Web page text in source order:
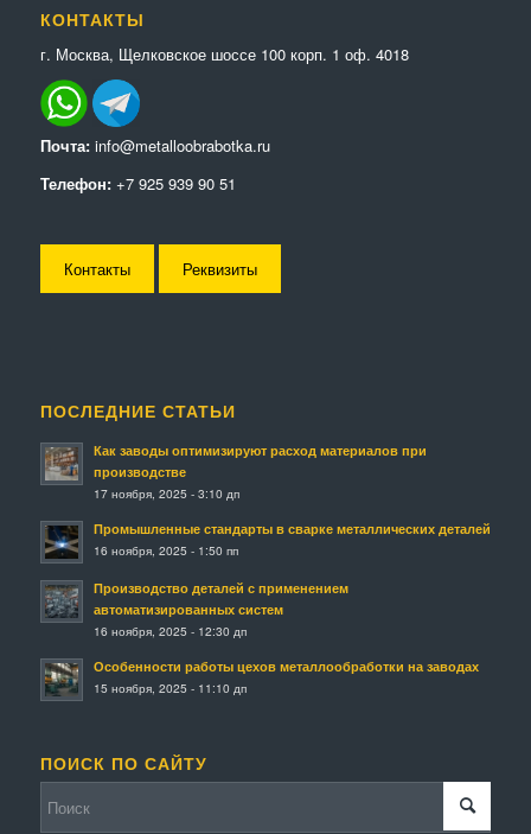
КОНТАКТЫ
г. Москва, Щелковское шоссе 100 корп. 1 оф. 4018
Почта: info@metalloobrabotka.ru
Телефон: +7 925 939 90 51
Контакты Реквизиты
ПОСЛЕДНИЕ СТАТЬИ
Как заводы оптимизируют расход материалов при
производстве
17 ноября, 2025 - 3:10 дп
Промышленные стандарты в сварке металлических деталей
16 ноября, 2025 - 1:50 пп
Производство деталей с применением
автоматизированных систем
16 ноября, 2025 - 12:30 дп
Особенности работы цехов металлообработки на заводах
15 ноября, 2025 - 11:10 дп
ПОИСК ПО САЙТУ